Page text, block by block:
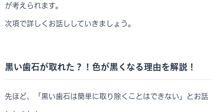
が考えられます。
次項で詳しくお話ししていきましょう。
黒い歯石が取れた？！色が黒くなる理由を解説！
先ほど、「黒い歯石は簡単に取り除くことはできない」とお話